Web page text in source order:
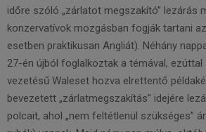
időre szóló „zárlatot megszakító” lezárás
konzervatívok mozgásban fogják tartani
esetben praktikusan Angliát). Néhány
27-­én újból foglalkoztak a témával, ezúttal
vezetésű Waleset hozva elrettentő
bevezetett „zárlatmegszakítás” idejére
polcait, ahol „nem feltétlenül szükséges”